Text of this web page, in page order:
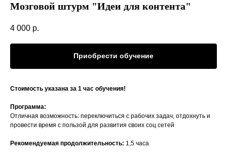
Мозговой штурм "Идеи для контента"
4 000 р.
Приобрести обучение
Стоимость указана за 1 час обучения!
Программа:
Отличная возможность: переключиться с рабочих задач, отдохнуть и
провести время с пользой для развития своих соц сетей
Рекомендуемая продолжительность: 1,5 часа